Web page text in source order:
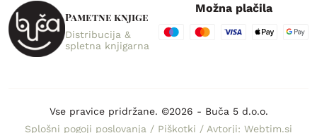
Pametne knjige
Distribucija &
spletna knjigarna
Možna plačila
Vse pravice pridržane. ©2026 - Buča 5 d.o.o.
Splošni pogoji poslovanja / Piškotki / Avtorji: Webtim.si